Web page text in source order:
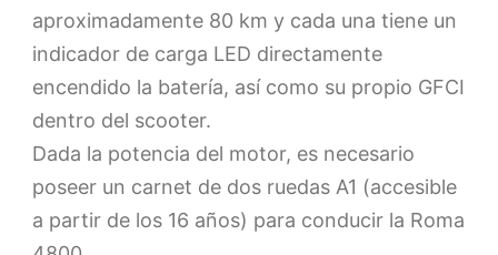
aproximadamente 80 km y cada una tiene un
indicador de carga LED directamente
encendido la batería, así como su propio GFCI
dentro del scooter.
Dada la potencia del motor, es necesario
poseer un carnet de dos ruedas A1 (accesible
a partir de los 16 años) para conducir la Roma